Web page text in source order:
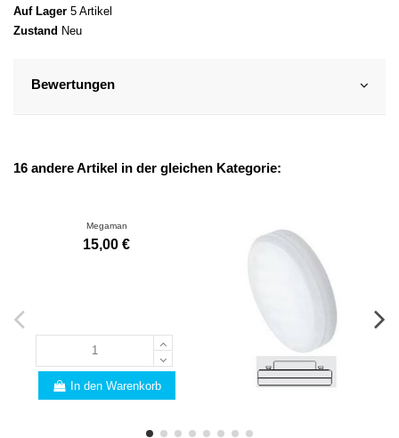
Auf Lager 5 Artikel
Zustand Neu
Bewertungen
16 andere Artikel in der gleichen Kategorie:
Megaman
15,00 €
In den Warenkorb